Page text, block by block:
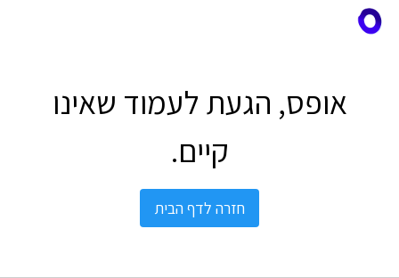
אופס, הגעת לעמוד שאינו
קיים.
חזרה לדף הבית